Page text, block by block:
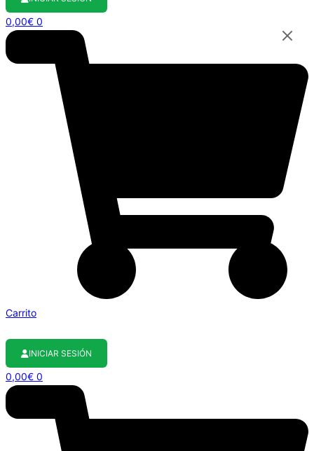
0,00€ 0
Carrito
INICIAR SESIÓN
0,00€ 0